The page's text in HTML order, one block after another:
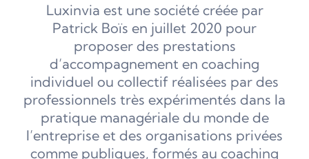
Luxinvia est une société créée par
Patrick Boïs en juillet 2020 pour
proposer des prestations
d’accompagnement en coaching
individuel ou collectif réalisées par des
professionnels très expérimentés dans la
pratique managériale du monde de
l’entreprise et des organisations privées
comme publiques, formés au coaching